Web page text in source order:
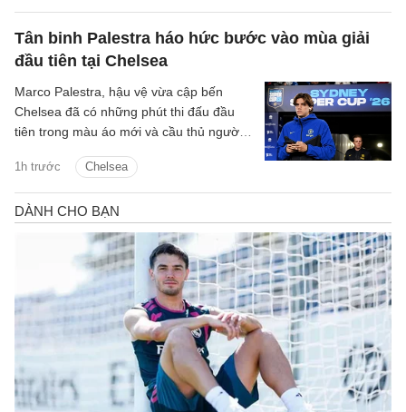
chúng tôi nữa.”
Tân binh Palestra háo hức bước vào mùa giải
đầu tiên tại Chelsea
1h trước Chelsea
Marco Palestra, hậu vệ vừa cập bến
Chelsea đã có những phút thi đấu đầu
tiên trong màu áo mới và cầu thủ người